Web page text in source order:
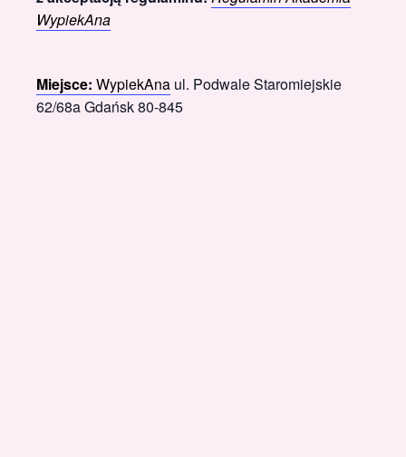
WypiekAna
Miejsce: WypiekAna ul. Podwale Staromiejskie
62/68a Gdańsk 80-845